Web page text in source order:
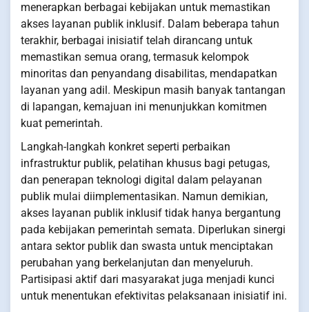
menerapkan berbagai kebijakan untuk memastikan
akses layanan publik inklusif. Dalam beberapa tahun
terakhir, berbagai inisiatif telah dirancang untuk
memastikan semua orang, termasuk kelompok
minoritas dan penyandang disabilitas, mendapatkan
layanan yang adil. Meskipun masih banyak tantangan
di lapangan, kemajuan ini menunjukkan komitmen
kuat pemerintah.
Langkah-langkah konkret seperti perbaikan
infrastruktur publik, pelatihan khusus bagi petugas,
dan penerapan teknologi digital dalam pelayanan
publik mulai diimplementasikan. Namun demikian,
akses layanan publik inklusif tidak hanya bergantung
pada kebijakan pemerintah semata. Diperlukan sinergi
antara sektor publik dan swasta untuk menciptakan
perubahan yang berkelanjutan dan menyeluruh.
Partisipasi aktif dari masyarakat juga menjadi kunci
untuk menentukan efektivitas pelaksanaan inisiatif ini.